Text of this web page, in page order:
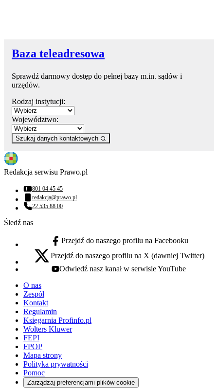
Baza teleadresowa
Sprawdź darmowy dostęp do pełnej bazy m.in. sądów i
urzędów.
Rodzaj instytucji:
Województwo:
Szukaj danych kontaktowych
Redakcja serwisu Prawo.pl
Numer telefonu:
801 04 45 45
Adres email:
redakcja@prawo.pl
Numer telefonu:
22 535 88 00
Śledź nas
facebook - otwiera się w nowej karcie
Przejdź do naszego profilu na Facebooku
x - otwiera się w nowej karcie
Przejdź do naszego profilu na X (dawniej Twitter)
youtube - otwiera się w nowej karcie
Odwiedź nasz kanał w serwisie YouTube
O nas
Zespół
Kontakt
Regulamin
Księgarnia Profinfo.pl
Wolters Kluwer
FEPI
FPOP
Mapa strony
Polityka prywatności
Pomoc
Zarządzaj preferencjami plików cookie